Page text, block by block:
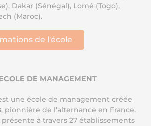
Dakar (Sénégal), Lomé (Togo),
(Maroc).
de l'école
DE MANAGEMENT
est une école de management créée
pionnière de l’alternance en France.
présente à travers 27 établissements